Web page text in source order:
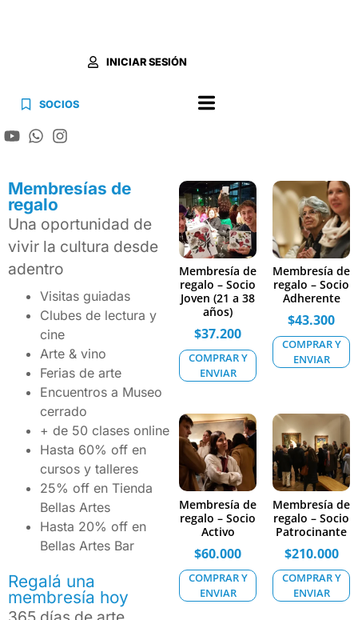
SOCIOS
INICIAR SESIÓN
Membresías de
regalo
Una oportunidad de
vivir la cultura desde
adentro
Visitas guiadas
Clubes de lectura y
cine
Arte & vino
Ferias de arte
Encuentros a Museo
cerrado
+ de 50 clases online
Hasta 60% off en
cursos y talleres
25% off en Tienda
Bellas Artes
Hasta 20% off en
Bellas Artes Bar
Regalá una
membresía hoy
Membresía de
regalo – Socio
Joven (21 a 38
años)
$37.200
COMPRAR Y
ENVIAR
Membresía de
regalo – Socio
Adherente
$43.300
COMPRAR Y
ENVIAR
Membresía de
regalo – Socio
Activo
$60.000
COMPRAR Y
ENVIAR
Membresía de
regalo – Socio
Patrocinante
$210.000
COMPRAR Y
ENVIAR